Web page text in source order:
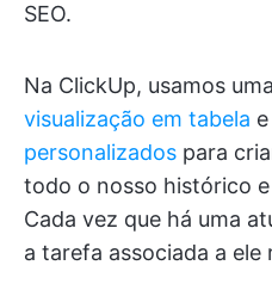
SEO.
Na ClickUp, usamos
visualização em tabela e
personalizados para
todo o nosso histórico
Cada vez que há uma
a tarefa associada a